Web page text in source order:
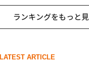
ランキングをもっと
LATEST ARTICLE